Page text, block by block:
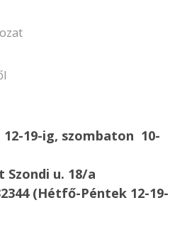
12-19-ig, szombaton 10-
Szondi u. 18/a
(Hétfő-Péntek 12-19-